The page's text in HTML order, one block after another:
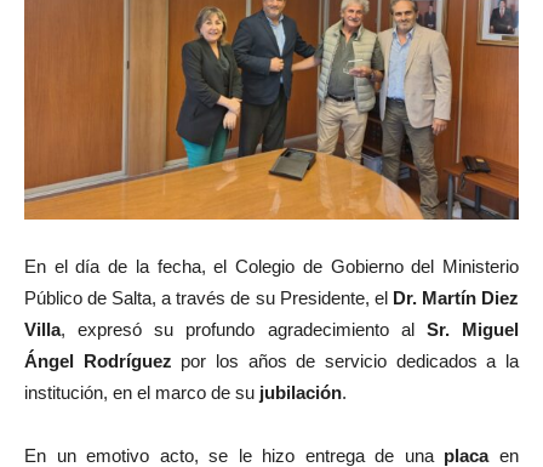
En el día de la fecha, el Colegio de Gobierno del Ministerio
Público de Salta, a través de su Presidente, el Dr. Martín Diez
Villa, expresó su profundo agradecimiento alSr. Miguel
Ángel Rodríguez por los años de servicio dedicados a la
institución, en el marco de su jubilación.
En un emotivo acto, se le hizo entrega de una placaen